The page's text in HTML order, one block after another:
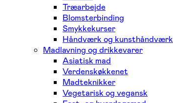
Træarbejde
Blomsterbinding
Smykkekurser
Håndværk og kunsthåndværk
Madlavning og drikkevarer
Asiatisk mad
Verdenskøkkenet
Madteknikker
Vegetarisk og vegansk